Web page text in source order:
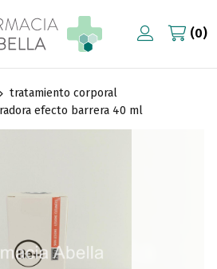
0
tratamiento corporal
efecto barrera 40 ml